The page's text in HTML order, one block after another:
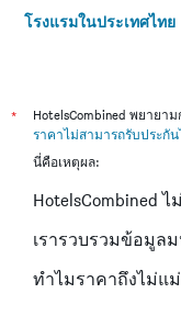
โรงแรมในประเทศไทย
*
HotelsCombined พยายา
ราคาไม่สามารถรับประกั
นี่คือเหตุผล:
HotelsCombined
เรารวบรวมข้อมูล
ทำไมราคาถึงไม่แม่